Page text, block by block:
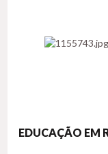
EDUCAÇÃO EM